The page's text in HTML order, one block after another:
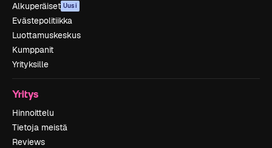
Alkuperäiset Uusi
Evästepolitiikka
Luottamuskeskus
Kumppanit
Yrityksille
Yritys
Hinnoittelu
Tietoja meistä
Reviews